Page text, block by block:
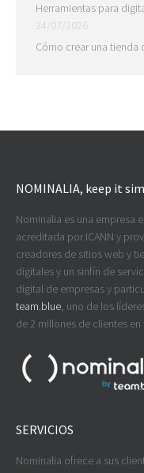
Herramientas para
24/07/2026
Cómo crear una tienda
NOMINALIA, keep it
Nominalia es una empresa
acreditada por ICANN y
creadores de sitios web y
digitales y un sinfín de
digital de empresas y
team.blue, uno de los
de 2 millones de clientes
SERVICIOS
Nominalia ofrece a sus